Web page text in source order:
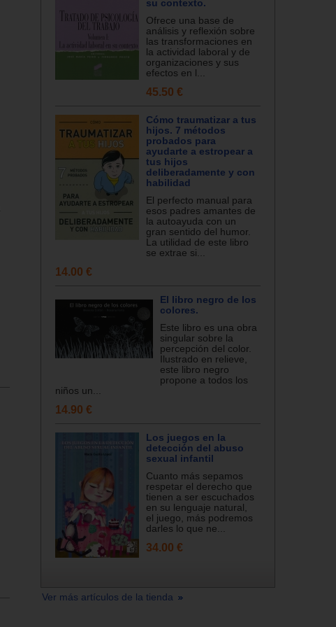
su contexto.
Ofrece una base de
análisis y reflexión sobre
las transformaciones en
la actividad laboral y de
organizaciones y sus
efectos en l...
45.50 €
Cómo traumatizar a tus
hijos. 7 métodos
probados para
ayudarte a estropear a
tus hijos
deliberadamente y con
habilidad
El perfecto manual para
esos padres amantes de
la autoayuda con un
gran sentido del humor.
La utilidad de este libro
se extrae si...
14.00 €
El libro negro de los
colores.
Este libro es una obra
singular sobre la
percepción del color.
Ilustrado en relieve,
este libro negro
propone a todos los
niños un...
14.90 €
Los juegos en la
detección del abuso
sexual infantil
Cuanto más sepamos
respetar el derecho que
tienen a ser escuchados
en su lenguaje natural,
el juego, más podremos
darles lo que ne...
34.00 €
Ver más artículos de la tienda